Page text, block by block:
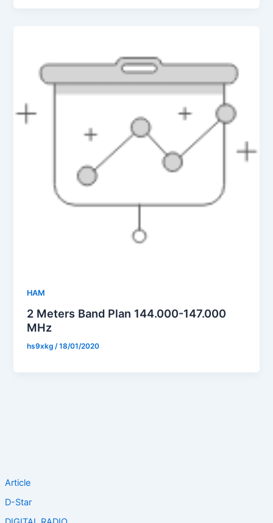
Article
D-Star
HAM
2 Meters Band Plan 144.000-147.000
MHz
hs9xkg/18/01/2020